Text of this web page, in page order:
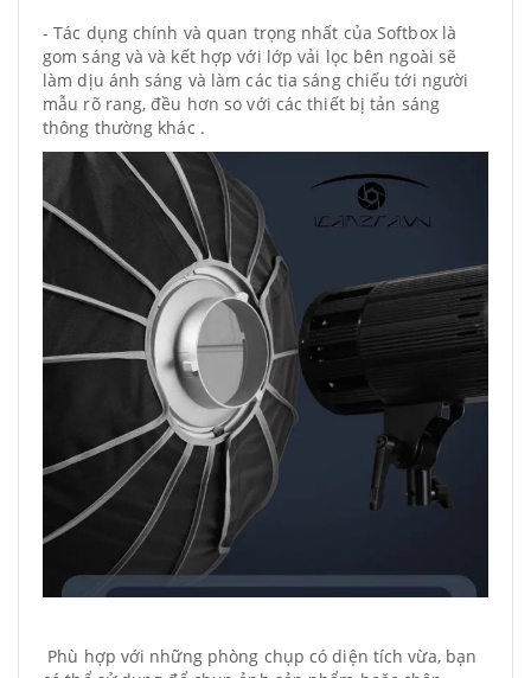
- Tác dụng chính và quan trọng nhất của Softbox là
gom sáng và và kết hợp với lớp vải lọc bên ngoài sẽ
làm dịu ánh sáng và làm các tia sáng chiếu tới người
mẫu rõ rang, đều hơn so với các thiết bị tản sáng
thông thường khác .
Phù hợp với những phòng chụp có diện tích vừa, bạn